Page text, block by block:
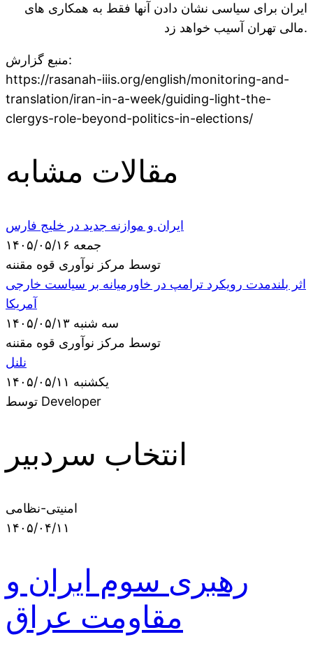
ایران برای سیاسی نشان دادن آنها فقط به همکاری های
مالی تهران آسیب خواهد زد.
منبع گزارش:
https://rasanah-iiis.org/english/monitoring-and-
translation/iran-in-a-week/guiding-light-the-
clergys-role-beyond-politics-in-elections/
مقالات مشابه
ایران و موازنه جدید در خلیج فارس
جمعه ۱۴۰۵/۰۵/۱۶
توسط مرکز نوآوری قوه مقننه
اثر بلندمدت رویکرد ترامپ در خاورمیانه بر سیاست خارجی
آمریکا
سه شنبه ۱۴۰۵/۰۵/۱۳
توسط مرکز نوآوری قوه مقننه
نلنل
یکشنبه ۱۴۰۵/۰۵/۱۱
توسط Developer
انتخاب سردبیر
امنیتی-نظامی
۱۴۰۵/۰۴/۱۱
رهبری سوم ایران و
مقاومت عراق